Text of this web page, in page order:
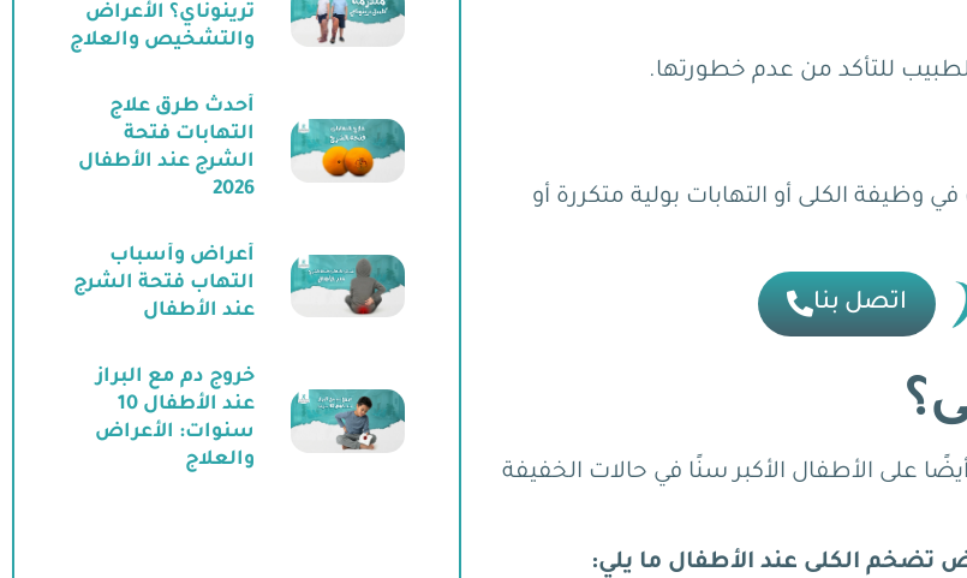
للتأكد من عدم خطورتها.
وظيفة الكلى أو التهابات بولية متكررة أو
اتصل بنا
على الأطفال الأكبر سنًا في حالات الخفيفة
تضخم الكلى عند الأطفال ما يلي:
ترينوناي؟ الأعراض
والتشخيص والعلاج
أحدث طرق علاج
التهابات فتحة
الشرج عند الأطفال
2026
أعراض وأسباب
التهاب فتحة الشرج
عند الأطفال
خروج دم مع البراز
عند الأطفال 10
سنوات: الأعراض
والعلاج